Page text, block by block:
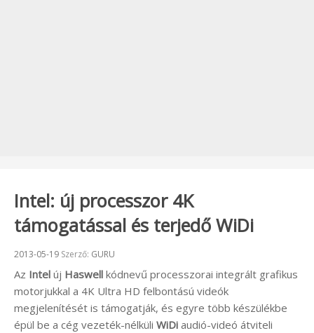
Intel: új processzor 4K
támogatással és terjedő WiDi
Beküldve:
2013-05-19 Szerző: GURU
Az Intel új Haswell kódnevű processzorai integrált grafikus
motorjukkal a 4K Ultra HD felbontású videók
megjelenítését is támogatják, és egyre több készülékbe
épül be a cég vezeték-nélküli WiDi audió-videó átviteli